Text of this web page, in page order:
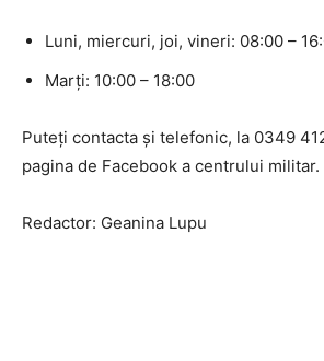
Luni, miercuri, joi, vineri: 08:00 –
Marți: 10:00 – 18:00
Puteți contacta și telefonic, la 0349
pagina de Facebook a centrului militar.
Redactor: Geanina Lupu